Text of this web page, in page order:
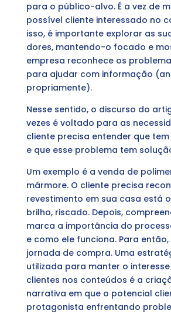
para o público-alvo. É a vez de
possível cliente interessado no
isso, é importante explorar as
dores, mantendo-o focado e
empresa reconhece os
para ajudar com informação
propriamente).
Nesse sentido, o discurso do
vezes é voltado para as
cliente precisa entender que
e que esse problema tem
Um exemplo é a venda de
mármore. O cliente precisa
revestimento em sua casa está
brilho, riscado. Depois,
marca a importância do
e como ele funciona. Para
jornada de compra. Uma
utilizada para manter o
clientes nos conteúdos é a
narrativa em que o potencial
protagonista enfrentando